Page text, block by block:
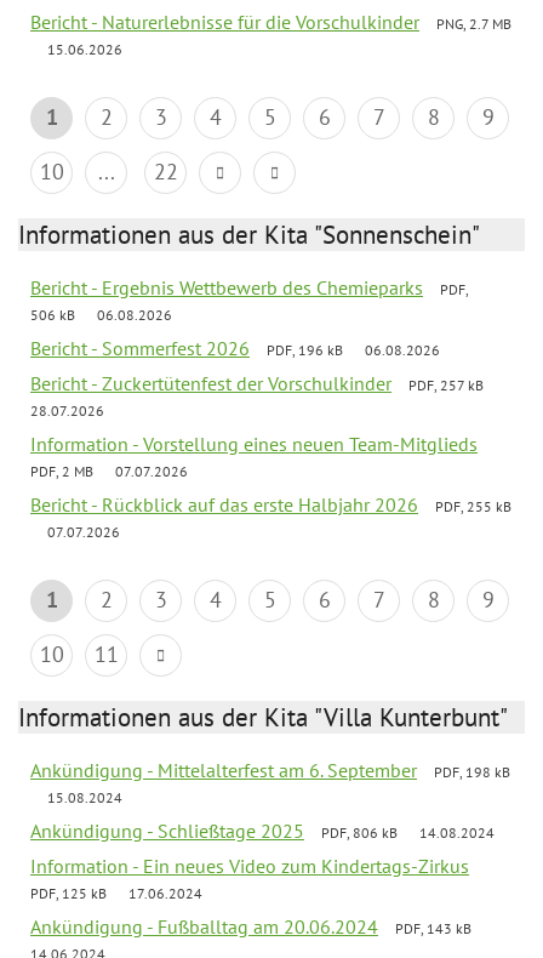
Bericht - Naturerlebnisse für die Vorschulkinder
PNG, 2.7 MB
15.06.2026
1 2 3 4 5 6 7 8
9
10
... 22
Informationen aus der Kita "Sonnenschein"
Bericht - Ergebnis Wettbewerb des Chemieparks
PDF,
506 kB
06.08.2026
Bericht - Sommerfest 2026 PDF, 196 kB 06.08.2026
Bericht - Zuckertütenfest der Vorschulkinder
PDF, 257 kB
28.07.2026
Information - Vorstellung eines neuen Team-Mitglieds
PDF, 2 MB 07.07.2026
Bericht - Rückblick auf das erste Halbjahr 2026
PDF, 255 kB
07.07.2026
1 2 3 4 5 6 7 8
9
10
11
Informationen aus der Kita "Villa Kunterbunt"
Ankündigung - Mittelalterfest am 6. September
PDF, 198 kB
15.08.2024
Ankündigung - Schließtage 2025 PDF, 806 kB 14.08.2024
Information - Ein neues Video zum Kindertags-Zirkus
PDF, 125 kB 17.06.2024
Ankündigung - Fußballtag am 20.06.2024
PDF, 143 kB
14.06.2024